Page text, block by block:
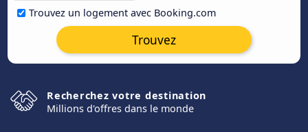
Trouvez un logement avec Booking.com
Trouvez
Recherchez votre destination
Millions d'offres dans le monde